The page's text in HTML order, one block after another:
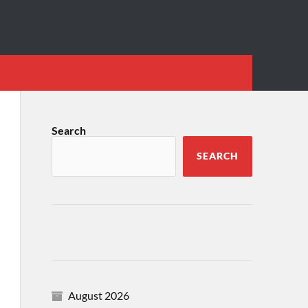
Search
SEARCH
August 2026